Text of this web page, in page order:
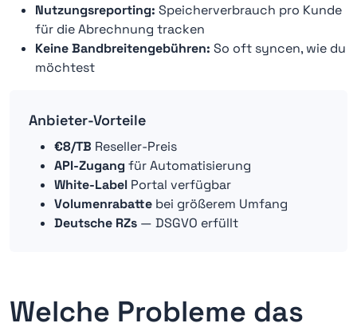
Nutzungsreporting: Speicherverbrauch pro Kunde
für die Abrechnung tracken
Keine Bandbreitengebühren: So oft syncen, wie du
möchtest
Anbieter-Vorteile
€8/TB Reseller-Preis
API-Zugang für Automatisierung
White-Label Portal verfügbar
Volumenrabatte bei größerem Umfang
Deutsche RZs — DSGVO erfüllt
Welche Probleme das